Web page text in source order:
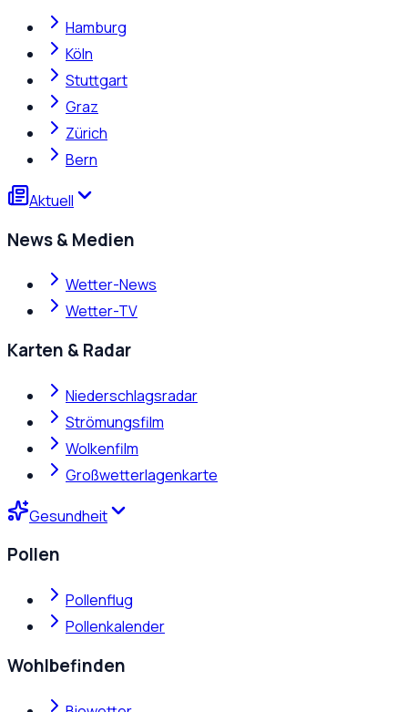
Hamburg
Köln
Stuttgart
Graz
Zürich
Bern
Aktuell
News & Medien
Wetter-News
Wetter-TV
Karten & Radar
Niederschlagsradar
Strömungsfilm
Wolkenfilm
Großwetterlagenkarte
Gesundheit
Pollen
Pollenflug
Pollenkalender
Wohlbefinden